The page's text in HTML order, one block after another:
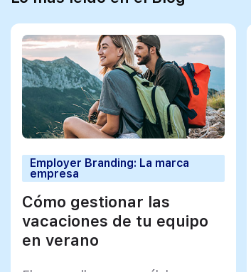
Employer Branding: La marca
empresa
Cómo gestionar las
vacaciones de tu equipo
en verano